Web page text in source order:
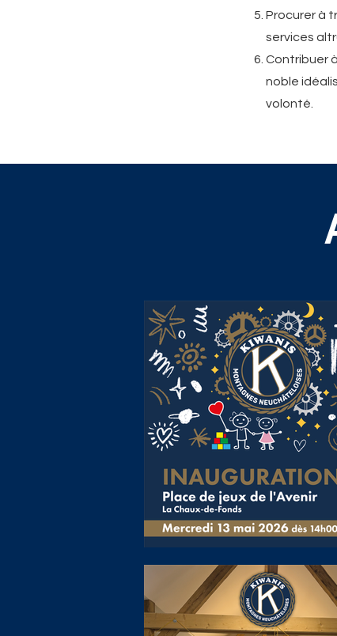
Procurer à
services
Contribuer
noble
volonté.